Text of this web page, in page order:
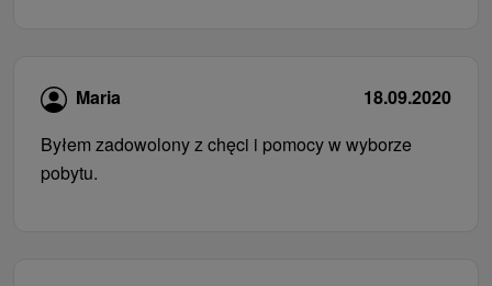
Maria
18.09.2020
Byłem zadowolony z chęci i pomocy w wyborze
pobytu.